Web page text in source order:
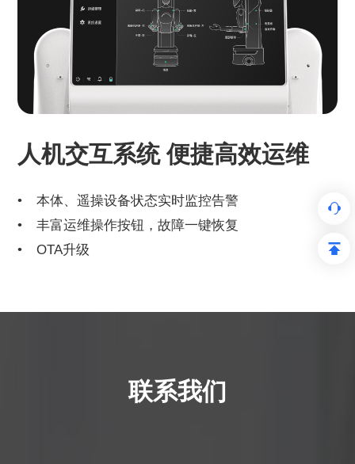
人机交互系统 便捷高效运维
本体、遥操设备状态实时监控告警
丰富运维操作按钮，故障一键恢复
OTA升级
联系我们